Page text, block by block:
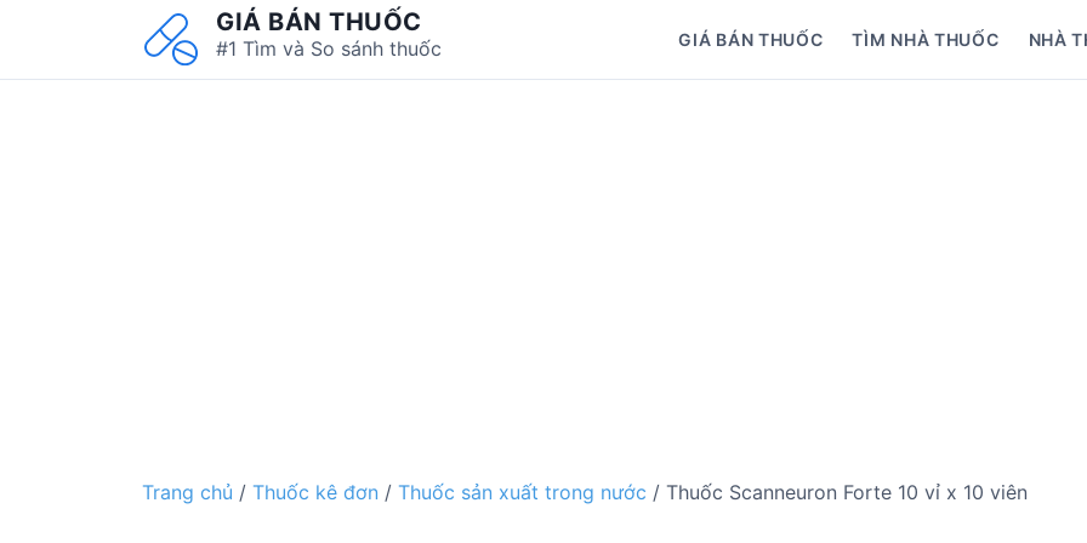
GIÁ BÁN THUỐC
#1 Tìm và So sánh thuốc GIÁ BÁN THUỐC TÌM NHÀ THUỐC NHÀ
Trang chủ / Thuốc kê đơn / Thuốc sản xuất trong nước / Thuốc Scanneuron Forte 10 vỉ x 10 viên